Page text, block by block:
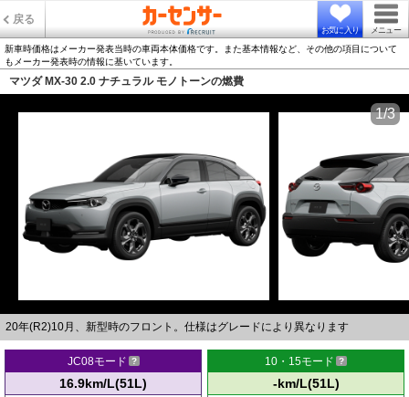
戻る
お気に入り メニュー
新車時価格はメーカー発表当時の車両本体価格です。また基本情報など、その他の項目について
もメーカー発表時の情報に基いています。
マツダ MX-30 2.0 ナチュラル モノトーンの燃費
20年(R2)10月、新型時のフロント。仕様はグレードにより異なります
1/3
JC08モード
16.9km/L(51L)
10・15モード
-km/L(51L)